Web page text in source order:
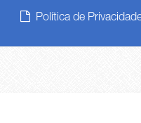
Política de